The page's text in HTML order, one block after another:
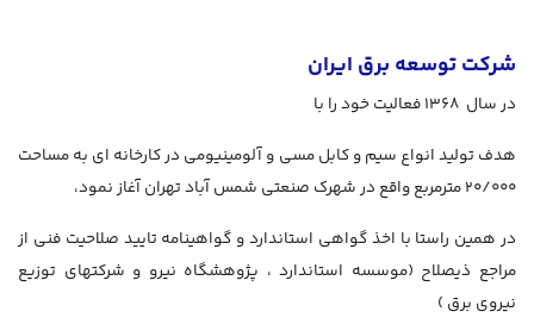
شرکت توسعه برق ایران
در سال 1368 فعالیت خود را با
هدف تولید انواع سیم و کابل مسی و آلومینیومی در کارخانه ای به مساحت
20/000 مترمربع واقع در شهرک صنعتی شمس آباد تهران آغاز نمود،
در همین راستا با اخذ گواهی استاندارد و گواهینامه تایید صلاحیت فنی از
مراجع ذیصلاح (موسسه استاندارد ، پژوهشگاه نیرو و شرکتهای توزیع
نیروی برق )